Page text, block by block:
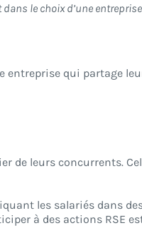
le choix d’une
entreprise qui partage
de leurs concurrents.
les salariés dans
à des actions RSE